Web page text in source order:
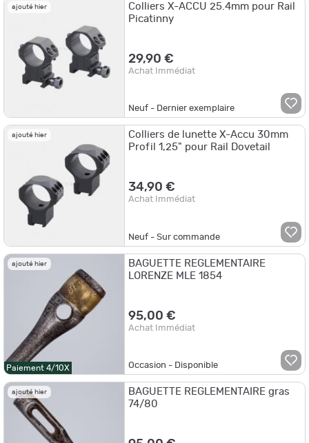
ajouté hier
Colliers X-ACCU 25.4mm pour Rail
Picatinny
29,90 €
Achat Immédiat
Neuf - Dernier exemplaire
ajouté hier
Colliers de lunette X-Accu 30mm
Profil 1,25" pour Rail Dovetail
34,90 €
Achat Immédiat
Neuf - Sur commande
ajouté hier
Paiement 4/10X
BAGUETTE REGLEMENTAIRE
LORENZE MLE 1854
95,00 €
Achat Immédiat
Occasion - Disponible
ajouté hier
BAGUETTE REGLEMENTAIRE gras
74/80